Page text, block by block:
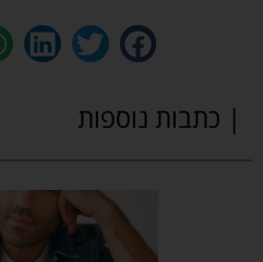
| כתבות נוספות